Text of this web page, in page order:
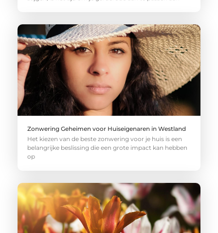
Zonwering Geheimen voor Huiseigenaren in Westland
Het kiezen van de beste zonwering voor je huis is een
belangrijke beslissing die een grote impact kan hebben
op